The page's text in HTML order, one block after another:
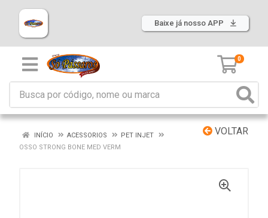
Baixe já nosso APP
0
VOLTAR
INÍCIO ACESSORIOS
PET INJET
OSSO STRONG BONE MED VERM